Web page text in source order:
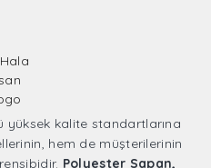
yüksek kalite standartlarına
hem de müşterilerinin
Polyester Sapan,